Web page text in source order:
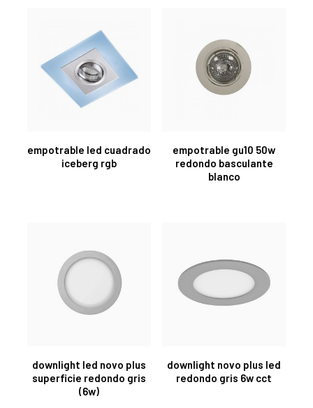
empotrable led cuadrado
iceberg rgb
empotrable gu10 50w
redondo basculante
blanco
downlight led novo plus
superficie redondo gris
(6w)
downlight novo plus led
redondo gris 6w cct